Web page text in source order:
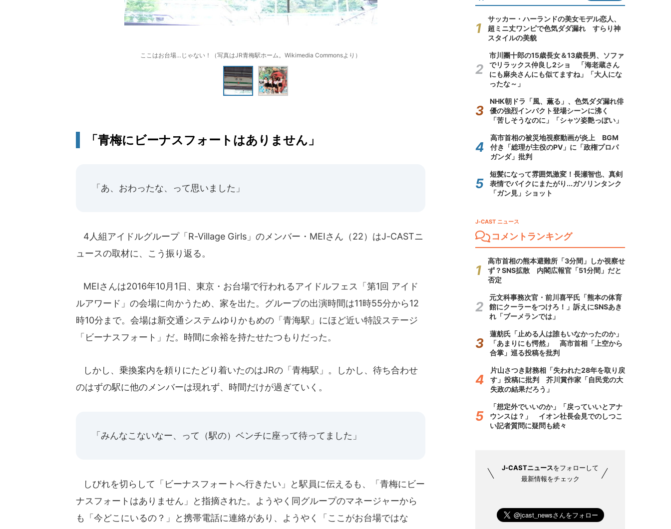
ここはお台場…じゃない！（写真はJR青梅駅ホーム。Wikimedia Commonsより）
「青梅にビーナスフォートはありません」
「あ、おわったな、って思いました」
4人組アイドルグループ「R-Village Girls」のメンバー・MEIさん（22）はJ-CASTニ
ュースの取材に、こう振り返る。
MEIさんは2016年10月1日、東京・お台場で行われるアイドルフェス「第1回 アイド
ルアワード」の会場に向かうため、家を出た。グループの出演時間は11時55分から12
時10分まで。会場は新交通システムゆりかもめの「青海駅」にほど近い特設ステージ
「ビーナスフォート」だ。時間に余裕を持たせたつもりだった。
しかし、乗換案内を頼りにたどり着いたのはJRの「青梅駅」。しかし、待ち合わせ
のはずの駅に他のメンバーは現れず、時間だけが過ぎていく。
「みんなこないなー、って（駅の）ベンチに座って待ってました」
しびれを切らして「ビーナスフォートへ行きたい」と駅員に伝えるも、「青梅にビー
ナスフォートはありません」と指摘された。ようやく同グループのマネージャーから
も「今どこにいるの？」と携帯電話に連絡があり、ようやく「ここがお台場ではな
サッカー・ハーランドの美女モデル恋人、
超ミニ丈ワンピで色気ダダ漏れ すらり神
スタイルの美貌
市川團十郎の15歳長女＆13歳長男、ソファ
でリラックス仲良し2ショ 「海老蔵さん
にも麻央さんにも似てますね」「大人にな
ったな～」
NHK朝ドラ「風、薫る」、色気ダダ漏れ俳
優の強烈インパクト登場シーンに沸く
「苦しそうなのに」「シャツ姿艶っぽい」
高市首相の被災地視察動画が炎上 BGM
付き「総理が主役のPV」に「政権プロパ
ガンダ」批判
短髪になって雰囲気激変！長瀬智也、真剣
表情でバイクにまたがり...ガソリンタンク
「ガン見」ショット
J-CAST ニュース
コメントランキング
高市首相の熊本避難所「3分間」しか視察せ
ず？SNS拡散 内閣広報官「51分間」だと
否定
元文科事務次官・前川喜平氏「熊本の体育
館にクーラーをつけろ！」訴えにSNSあき
れ「ブーメランでは」
蓮舫氏「止める人は誰もいなかったのか」
「あまりにも愕然」 高市首相「上空から
合掌」巡る投稿を批判
片山さつき財務相「失われた28年を取り戻
す」投稿に批判 芥川賞作家「自民党の大
失政の結果だろう」
「想定外でいいのか」「戻っていいとアナ
ウンスは？」 イオン社長会見でのしつこ
い記者質問に疑問も続々
J-CASTニュースをフォローして
最新情報をチェック